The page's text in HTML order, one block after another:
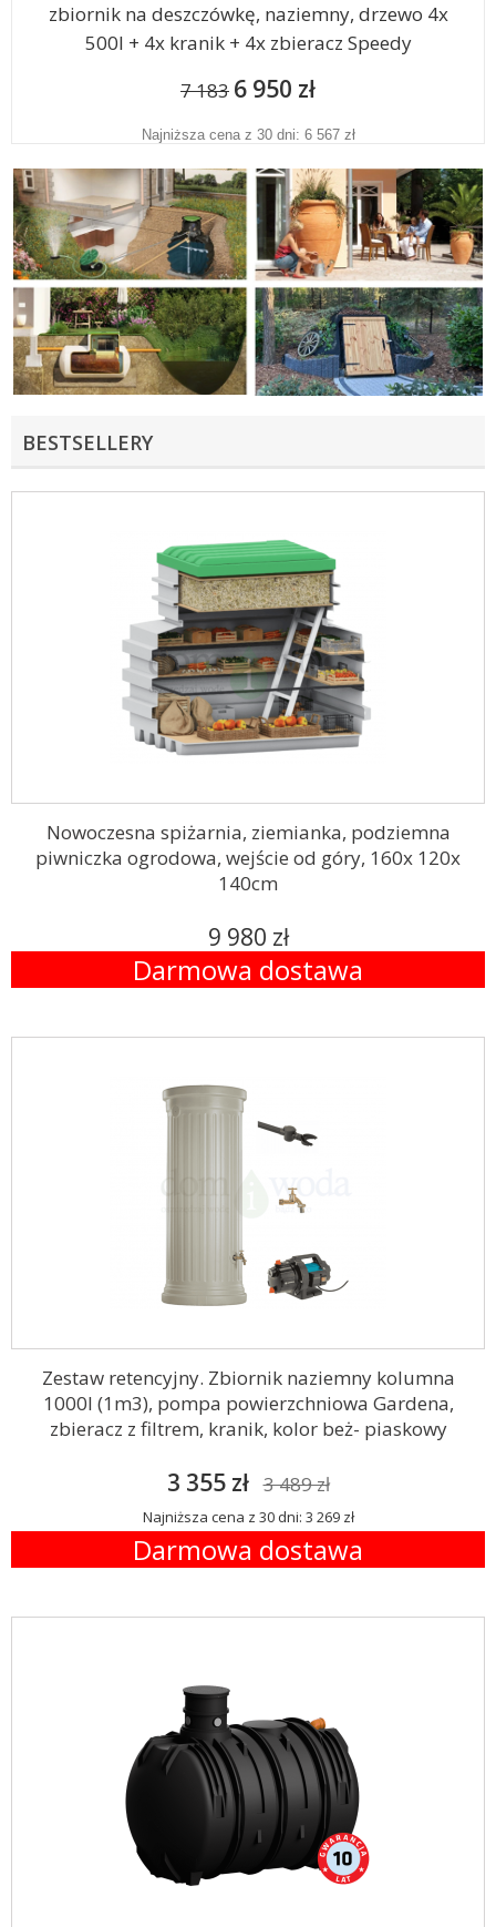
zbiornik na deszczówkę, naziemny, drzewo 4x
500l + 4x kranik + 4x zbieracz Speedy
7 183 6 950 zł
Najniższa cena z 30 dni: 6 567 zł
BESTSELLERY
Nowoczesna spiżarnia, ziemianka, podziemna
piwniczka ogrodowa, wejście od góry, 160x 120x
140cm
9 980 zł
Darmowa dostawa
Zestaw retencyjny. Zbiornik naziemny kolumna
1000l (1m3), pompa powierzchniowa Gardena,
zbieracz z filtrem, kranik, kolor beż- piaskowy
3 355 zł 3 489 zł
Najniższa cena z 30 dni: 3 269 zł
Darmowa dostawa